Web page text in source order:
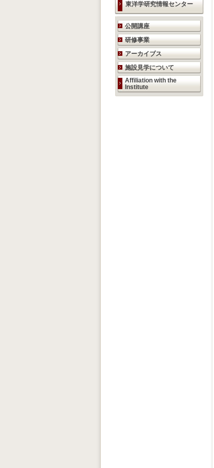
東洋学研究情報センター
研究活動のご案内
公開講座
研修事業
アーカイブス
施設見学について
Affiliation with the
Institute